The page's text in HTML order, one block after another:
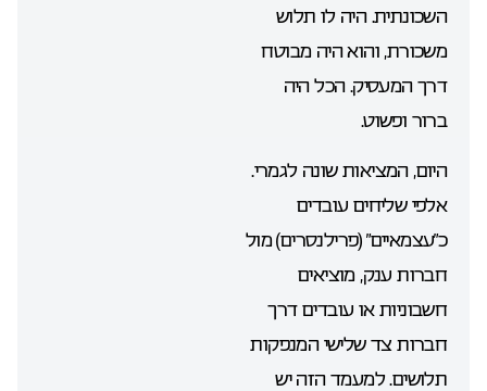
השכונתית. היה לו תלוש
משכורת, והוא היה מבוטח
דרך המעסיק. הכל היה
ברור ופשוט.
היום, המציאות שונה לגמרי.
אלפי שליחים עובדים
כ”עצמאיים” (פרילנסרים) מול
חברות ענק, מוציאים
חשבוניות או עובדים דרך
חברות צד שלישי המנפקות
תלושים. למעמד הזה יש